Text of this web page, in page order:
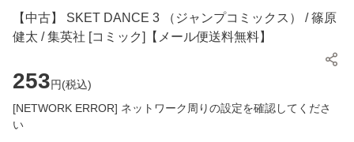
【中古】 SKET DANCE 3 （ジャンプコミックス） / 篠原
健太 / 集英社 [コミック]【メール便送料無料】
253円(税込)
[NETWORK ERROR] ネットワーク周りの設定を確認してくださ
い